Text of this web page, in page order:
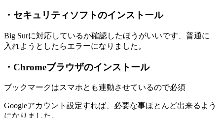
・セキュリティソフトのインストール
Big Surに対応しているか確認したほうがいいです、普通に
入れようとしたらエラーになりました。
・Chromeブラウザのインストール
ブックマークはスマホとも連動させているので必須
Googleアカウント設定すれば、必要な事ほとんど出来るよう
になりました。